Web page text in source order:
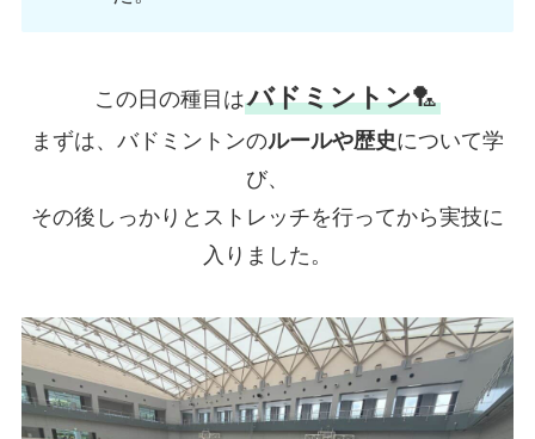
この日の種目はバドミントン🏸
まずは、バドミントンのルールや歴史について学
び、
その後しっかりとストレッチを行ってから実技に
入りました。